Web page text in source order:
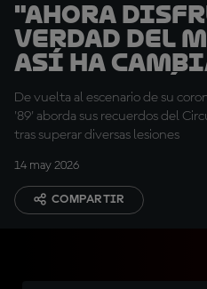
"Ahora
verdad del
Así ha
desde su
De vuelta al escenario de su
'89' aborda sus recuerdos del
tras superar diversas lesiones
14 may 2026
COMPARTIR